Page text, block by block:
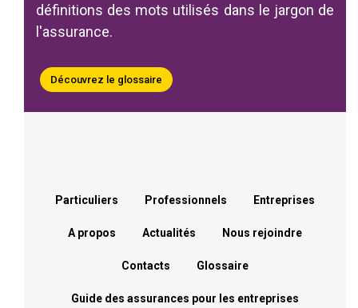
définitions des mots utilisés dans le jargon de
l'assurance.
Découvrez le glossaire
Menu footer
Particuliers Professionnels Entreprises
A propos Actualités Nous rejoindre
Contacts Glossaire
Guide des assurances pour les entreprises